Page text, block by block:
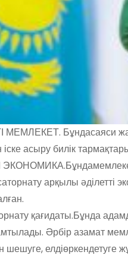
МЕМЛЕКЕТ. Бұндасаяси
іскеасыру билік
ЭКОНОМИКА.Бұнда
орнатуарқылы әділетті
.
қағидаты.Бұнда
. Әрбіразамат
шешуге,елдіөркендетуге